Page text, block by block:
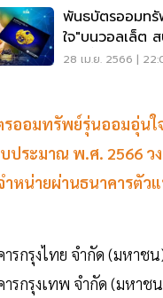
พันธบัตรออมท
ใจ"บนวอลเล็ต
พ.ค.นี้
28 เม.ย. 2566 |
ออมทรัพย์รุ่นออมอุ่นใ
ประมาณ พ.ศ. 2566 ว
ำหน่ายผ่านธนาคารตัว
ารกรุงไทย จำกัด (มหาช
ารกรุงเทพ จำกัด (มหาช